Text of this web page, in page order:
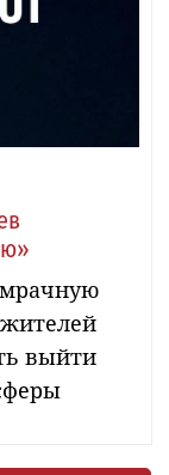
мрачную
выйти